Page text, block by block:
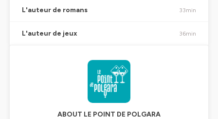
L'auteur de romans 33min
L'auteur de jeux 36min
ABOUT LE POINT DE POLGARA